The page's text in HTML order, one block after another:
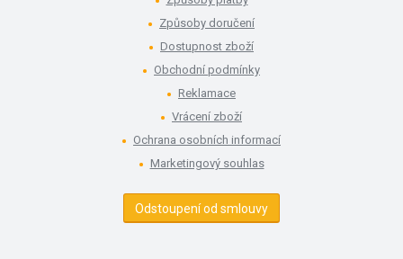
Způsoby doručení
Dostupnost zboží
Obchodní podmínky
Reklamace
Vrácení zboží
Ochrana osobních informací
Marketingový souhlas
Odstoupení od smlouvy